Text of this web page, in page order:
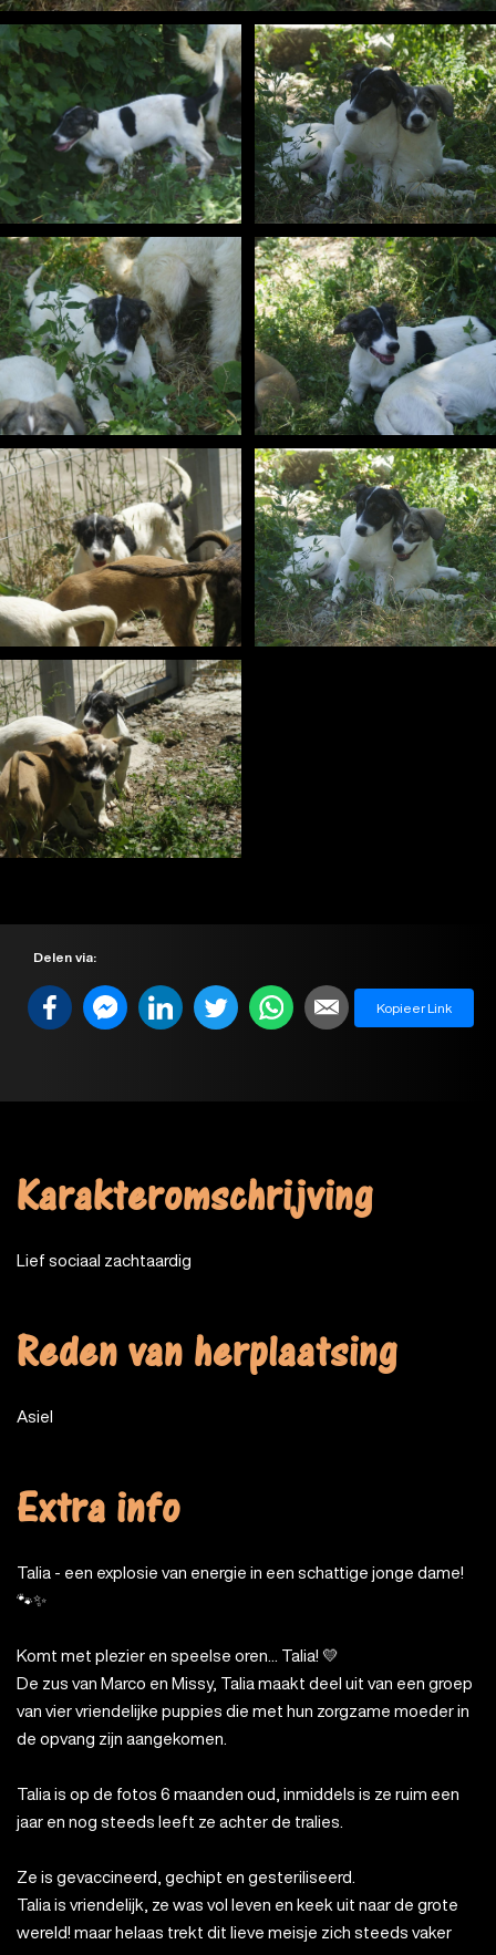
Delen via:
Kopieer Link
Karakteromschrijving
Lief sociaal zachtaardig
Reden van herplaatsing
Asiel
Extra info
Talia - een explosie van energie in een schattige jonge dame!
🐾✨
Komt met plezier en speelse oren... Talia! 💛
De zus van Marco en Missy, Talia maakt deel uit van een groep
van vier vriendelijke puppies die met hun zorgzame moeder in
de opvang zijn aangekomen.
Talia is op de fotos 6 maanden oud, inmiddels is ze ruim een
jaar en nog steeds leeft ze achter de tralies.
Ze is gevaccineerd, gechipt en gesteriliseerd.
Talia is vriendelijk, ze was vol leven en keek uit naar de grote
wereld! maar helaas trekt dit lieve meisje zich steeds vaker